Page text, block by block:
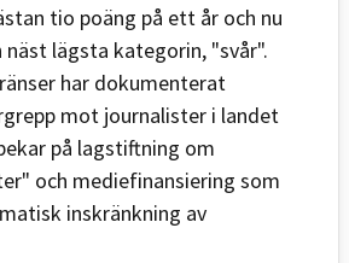
tio poäng på ett år och nu
näst lägsta kategorin, "svår".
har dokumenterat
mot journalister i landet
på lagstiftning om
och mediefinansiering som
inskränkning av